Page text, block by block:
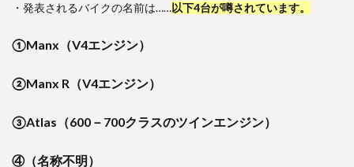
・発表されるバイクの名前は……以下4台が噂されています。
①Manx（V4エンジン）
②Manx R（V4エンジン）
③Atlas（600－700クラスのツインエンジン）
④（名称不明）